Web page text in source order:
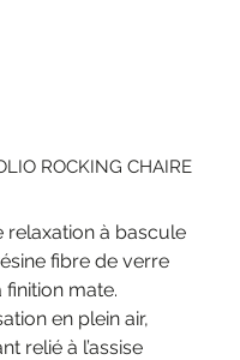
ROCKING CHAIRE
relaxation à bascule
fibre de verre
finition mate.
en plein air,
relié à l’assise